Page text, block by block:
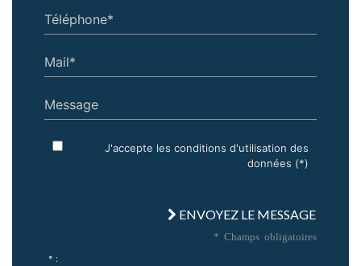
Téléphone*
Mail*
Message
J'accepte les conditions d'utilisation des
données (*)
ENVOYEZ LE MESSAGE
* Champs obligatoires
* :